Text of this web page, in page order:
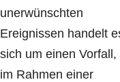
unerwünschten
Ereignissen handelt
sich um einen Vorfall,
im Rahmen einer